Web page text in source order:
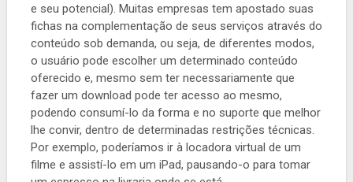
e seu potencial). Muitas empresas tem apostado suas
fichas na complementação de seus serviços através do
conteúdo sob demanda, ou seja, de diferentes modos,
o usuário pode escolher um determinado conteúdo
oferecido e, mesmo sem ter necessariamente que
fazer um download pode ter acesso ao mesmo,
podendo consumí-lo da forma e no suporte que melhor
lhe convir, dentro de determinadas restrições técnicas.
Por exemplo, poderíamos ir à locadora virtual de um
filme e assistí-lo em um iPad, pausando-o para tomar